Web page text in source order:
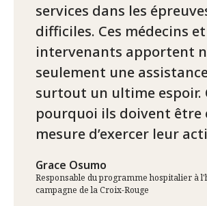
services dans les
difficiles. Ces médecins et
intervenants apportent
seulement une
surtout un ultime espoir.
pourquoi ils doivent être
mesure d’exercer leur
Grace Osumo
Responsable du programme hospitalier à
campagne de la Croix-Rouge